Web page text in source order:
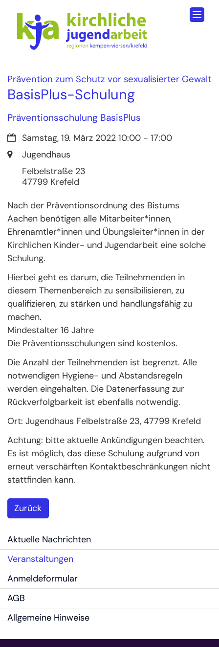
Prävention zum Schutz vor sexualisierter Gewalt:
BasisPlus-Schulung
Präventionsschulung BasisPlus
Datum:Samstag, 19. März 2022 10:00 - 17:00
Ort:Jugendhaus
Felbelstraße 23
47799 Krefeld
Nach der Präventionsordnung des Bistums
Aachen benötigen alle Mitarbeiter*innen,
Ehrenamtler*innen und Übungsleiter*innen in der
Kirchlichen Kinder- und Jugendarbeit eine solche
Schulung.
Hierbei geht es darum, die Teilnehmenden in
diesem Themenbereich zu sensibilisieren, zu
qualifizieren, zu stärken und handlungsfähig zu
machen.
Mindestalter 16 Jahre
Die Präventionsschulungen sind kostenlos.
Die Anzahl der Teilnehmenden ist begrenzt. Alle
notwendigen Hygiene- und Abstandsregeln
werden eingehalten. Die Datenerfassung zur
Rückverfolgbarkeit ist ebenfalls notwendig.
Ort: Jugendhaus Felbelstraße 23, 47799 Krefeld
Achtung: bitte aktuelle Ankündigungen beachten.
Es ist möglich, das diese Schulung aufgrund von
erneut verschärften Kontaktbeschränkungen nicht
stattfinden kann.
Zurück
Aktuelle Nachrichten
Veranstaltungen
Anmeldeformular
AGB
Allgemeine Hinweise